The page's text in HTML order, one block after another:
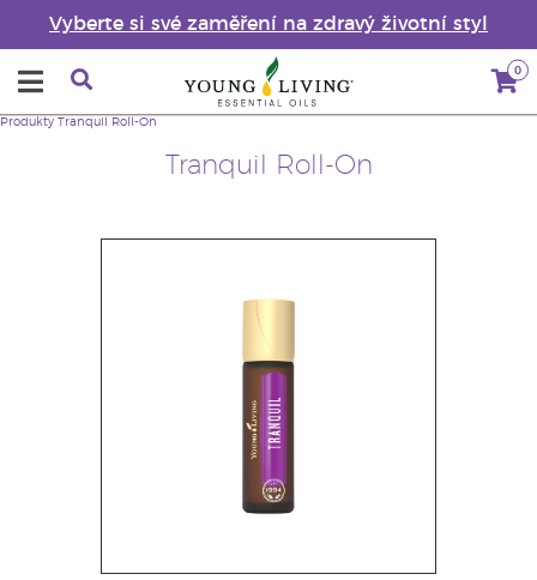
Vyberte si své zaměření na zdravý životní styl
0
Tranquil Roll-On
Produkty Tranquil Roll-On